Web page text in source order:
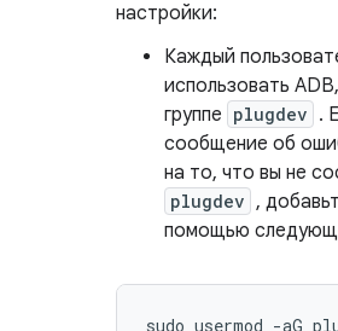
настройки:
Каждый
использовать
группе plugdev .
сообщение об
на то, что вы не
plugdev ,
помощью